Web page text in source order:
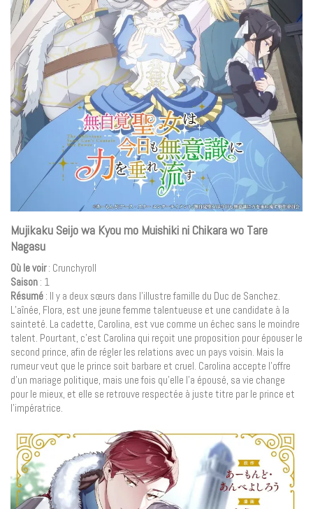
Mujikaku Seijo wa Kyou mo Muishiki ni Chikara wo Tare
Nagasu
Où le voir: Crunchyroll
Saison : 1
Résumé : Il y a deux sœurs dans l’illustre famille du Duc de Sanchez.
L’aînée, Flora, est une jeune femme talentueuse et une candidate à la
sainteté. La cadette, Carolina, est vue comme un échec sans le moindre
talent. Pourtant, c’est Carolina qui reçoit une proposition pour épouser le
second prince, afin de régler les relations avec un pays voisin. Mais la
rumeur veut que le prince soit barbare et cruel. Carolina accepte l’offre
d’un mariage politique, mais une fois qu’elle l’a épousé, sa vie change
pour le mieux, et elle se retrouve respectée à juste titre par le prince et
l’impératrice.